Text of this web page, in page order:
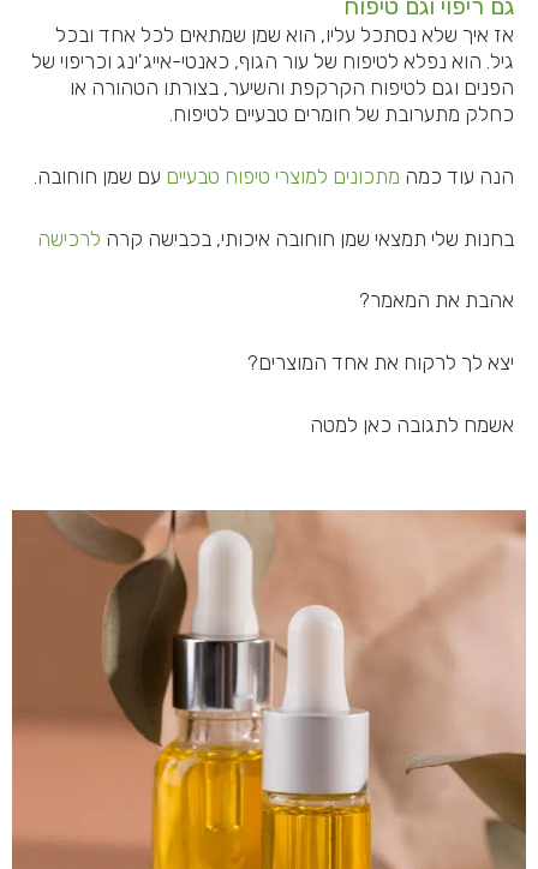
גם ריפוי וגם טיפוח
אז איך שלא נסתכל עליו, הוא שמן שמתאים לכל אחד ובכל
גיל. הוא נפלא לטיפוח של עור הגוף, כאנטי-אייג'ינג וכריפוי של
הפנים וגם לטיפוח הקרקפת והשיער, בצורתו הטהורה או
כחלק מתערובת של חומרים טבעיים לטיפוח.
הנה עוד כמה מתכונים למוצרי טיפוח טבעיים עם שמן חוחובה.
בחנות שלי תמצאי שמן חוחובה איכותי, בכבישה קרה לרכישה
אהבת את המאמר?
יצא לך לרקוח את אחד המוצרים?
אשמח לתגובה כאן למטה